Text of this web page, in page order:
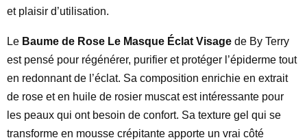
et plaisir d’utilisation.
Le Baume de Rose Le Masque Éclat Visage de By Terry
est pensé pour régénérer, purifier et protéger l’épiderme tout
en redonnant de l’éclat. Sa composition enrichie en extrait
de rose et en huile de rosier muscat est intéressante pour
les peaux qui ont besoin de confort. Sa texture gel qui se
transforme en mousse crépitante apporte un vrai côté